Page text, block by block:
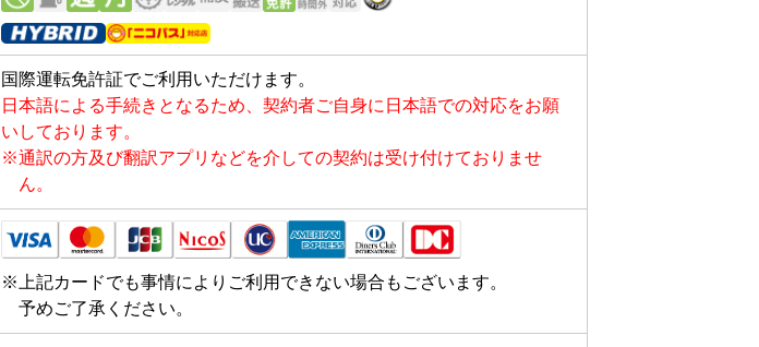
国際運転免許証でご利用いただけます。
日本語による手続きとなるため、契約者ご自身に日本語での対応をお願
いしております。
※通訳の方及び翻訳アプリなどを介しての契約は受け付けておりませ
ん。
※ 上記カードでも事情によりご利用できない場合もございます。
予めご了承ください。